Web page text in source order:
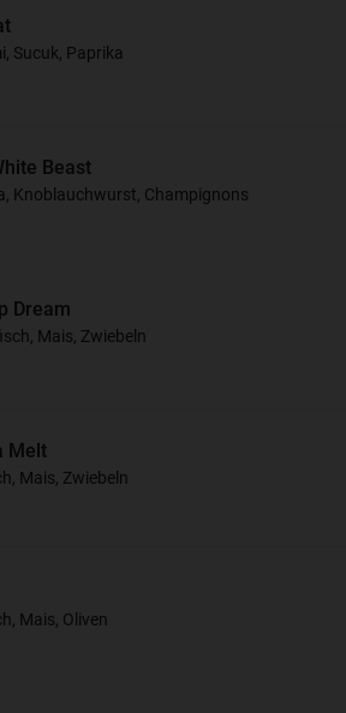
Sucuk, Paprika
Beast
Knoblauchwurst, Champignons
Dream
Mais, Zwiebeln
Melt
Mais, Zwiebeln
Mais, Oliven